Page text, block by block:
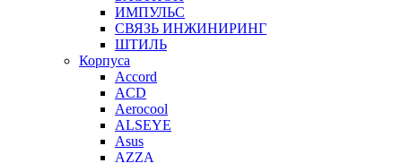
ИМПУЛЬС
СВЯЗЬ ИНЖИНИРИНГ
ШТИЛЬ
Корпуса
Accord
ACD
Aerocool
ALSEYE
Asus
AZZA